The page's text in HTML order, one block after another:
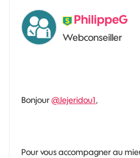
PhilippeG
Webconseiller
Bonjour@Jejeridou1,
Pour vous accompagner au